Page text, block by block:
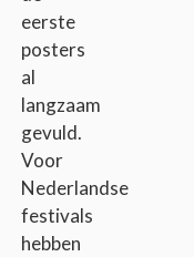
eerste
posters
al
langzaam
gevuld.
Voor
Nederlandse
festivals
hebben